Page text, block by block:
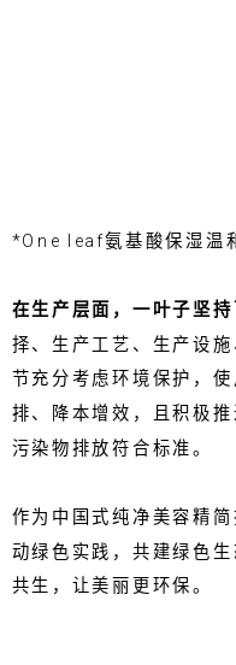
*One leaf氨基酸保湿温
在生产层面，一叶子坚持
择、生产工艺、生产设
节充分考虑环境保护，
排、降本增效，且积极
污染物排放符合标准。
作为中国式纯净美容精
动绿色实践，共建绿色
共生，让美丽更环保。